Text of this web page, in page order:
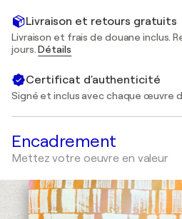
Livraison et retours gratuits
Livraison et frais de douane inclus.
jours.Détails
Certificat d'authenticité
Signé et inclus avec chaque œuvre
Encadrement
Mettez votre oeuvre en valeur